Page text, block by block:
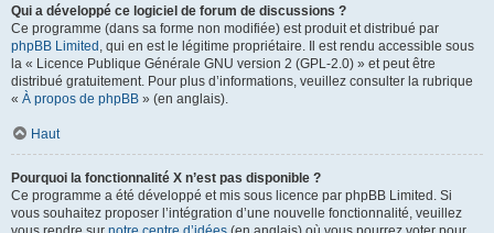
Qui a développé ce logiciel de forum de discussions ?
Ce programme (dans sa forme non modifiée) est produit et distribué par
phpBB Limited , qui en est le légitime propriétaire. Il est rendu accessible sous
la « Licence Publique Générale GNU version 2 (GPL-2.0) » et peut être
distribué gratuitement. Pour plus d’informations, veuillez consulter la rubrique
« À propos de phpBB » (en anglais).
Haut
Pourquoi la fonctionnalité X n’est pas disponible ?
Ce programme a été développé et mis sous licence par phpBB Limited. Si
vous souhaitez proposer l’intégration d’une nouvelle fonctionnalité, veuillez